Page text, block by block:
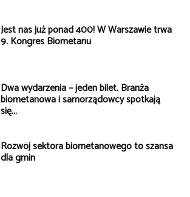
Jest nas już ponad 400! W Warszawie trwa
9. Kongres Biometanu
Dwa wydarzenia – jeden bilet. Branża
biometanowa i samorządowcy spotkają
się...
Rozwój sektora biometanowego to szansa
dla gmin